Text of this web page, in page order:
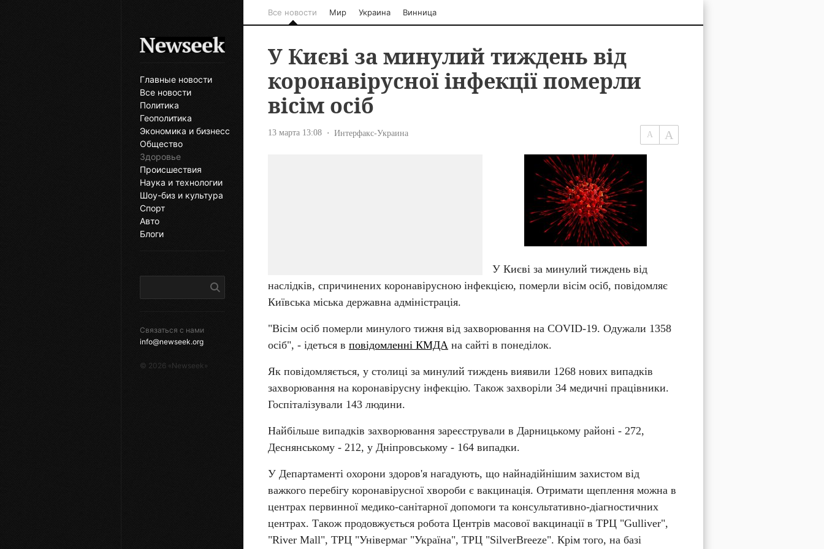
Главные новости
Все новости
Политика
Геополитика
Экономика и бизнесс
Общество
Здоровье
Происшествия
Наука и технологии
Шоу-биз и культура
Спорт
Авто
Блоги
Связаться с нами
info@newseek.org
© 2026 «Newseek»
Все новости Мир Украина Винница
У Києві за минулий тиждень від
коронавірусної інфекції померли
вісім осіб
13 марта 13:08 Интерфакс-Украина
У Києві за минулий тиждень від
наслідків, спричинених коронавірусною інфекцією, померли вісім осіб, повідомляє
Київська міська державна адміністрація.
"Вісім осіб померли минулого тижня від захворювання на COVІD-19. Одужали 1358
осіб", - ідеться в повідомленні КМДА на сайті в понеділок.
Як повідомляється, у столиці за минулий тиждень виявили 1268 нових випадків
захворювання на коронавірусну інфекцію. Також захворіли 34 медичні працівники.
Госпіталізували 143 людини.
Найбільше випадків захворювання зареєстрували в Дарницькому районі - 272,
Деснянському - 212, у Дніпровському - 164 випадки.
У Департаменті охорони здоров'я нагадують, що найнадійнішим захистом від
важкого перебігу коронавірусної хвороби є вакцинація. Отримати щеплення можна в
центрах первинної медико-санітарної допомоги та консультативно-діагностичних
центрах. Також продовжується робота Центрів масової вакцинації в ТРЦ "Gulliver",
"River Mall", ТРЦ "Універмаг "Україна", ТРЦ "SilverBreeze". Крім того, на базі